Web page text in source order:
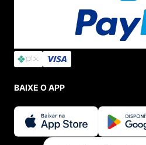
BAIXE O APP